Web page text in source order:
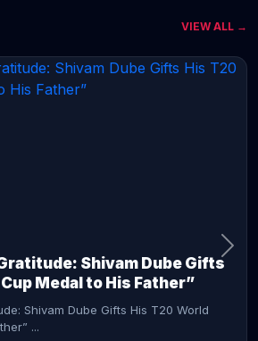
VIEW ALL →
Shivam Dube Gifts
Medal to His Father”
Shivam Dube Gifts His T20 World
...